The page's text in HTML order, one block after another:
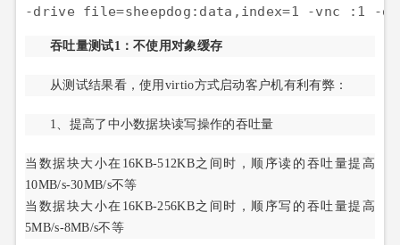
吞吐量测试1：不使用对象缓存
从测试结果看，使用virtio方式启动客户机有利有弊：
1、提高了中小数据块读写操作的吞吐量
当数据块大小在16KB-512KB之间时，顺序读的吞吐量提高
10MB/s-30MB/s不等
当数据块大小在16KB-256KB之间时，顺序写的吞吐量提高
5MB/s-8MB/s不等